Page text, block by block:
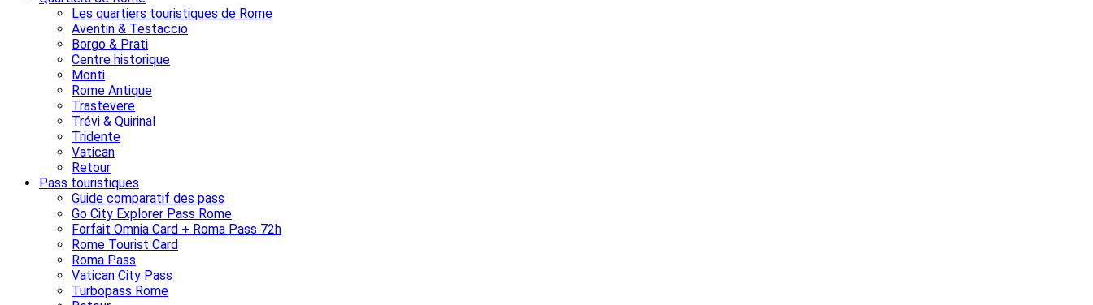
Les quartiers touristiques de Rome
Aventin & Testaccio
Borgo & Prati
Centre historique
Monti
Rome Antique
Trastevere
Trévi & Quirinal
Tridente
Vatican
Retour
Pass touristiques
Guide comparatif des pass
Go City Explorer Pass Rome
Forfait Omnia Card + Roma Pass 72h
Rome Tourist Card
Roma Pass
Vatican City Pass
Turbopass Rome